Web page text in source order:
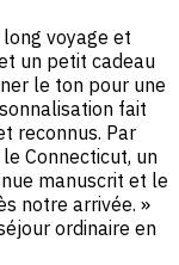
voyage et
un petit cadeau
le ton pour une
fait
reconnus. Par
Connecticut, un
manuscrit et le
notre arrivée. »
ordinaire en